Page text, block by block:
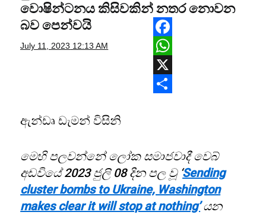
වොෂින්ටනය කිසිවකින් නතර නොවන
බව පෙන්වයි
July 11, 2023 12:13 AM
Facebook
WhatsApp
X
ඇන්ඩෘ ඩැමන් විසිනි
මෙහි පලවන්නේ ලෝක සමාජවාදී වෙබ්
අඩවියේ 2023 ජුලි 08 දින පල වූ ‘Sending
cluster bombs to Ukraine, Washington
makes clear it will stop at nothing’ යන